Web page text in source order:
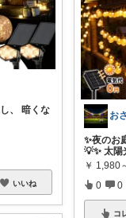
、 暗くな
いいね
お
✨夜のお
💡✨ 太陽
￥ 1,980
0 0
コ